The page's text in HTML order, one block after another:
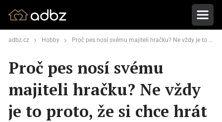
adbz.cz Hobby Proč pes nosí svému majiteli hračku? Ne vždy je to proto, že si chce hrát
Proč pes nosí svému
majiteli hračku? Ne vždy
je to proto, že si chce hrát